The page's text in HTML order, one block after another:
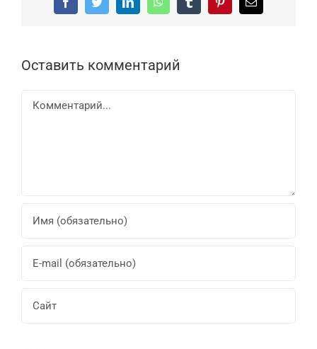
FacebookTwitterLinkedInWhatsAppTumblrPinterestEmail
Оставить комментарий
Комментарий